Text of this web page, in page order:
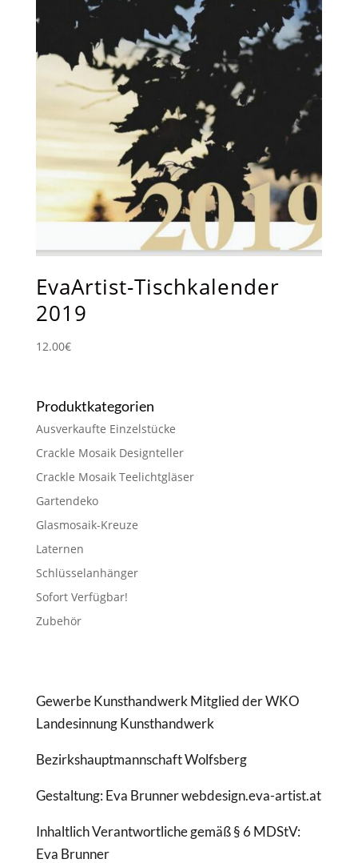
EvaArtist-Tischkalender
2019
12.00€
Produktkategorien
Ausverkaufte Einzelstücke
Crackle Mosaik Designteller
Crackle Mosaik Teelichtgläser
Gartendeko
Glasmosaik-Kreuze
Laternen
Schlüsselanhänger
Sofort Verfügbar!
Zubehör
Gewerbe Kunsthandwerk Mitglied der WKO
Landesinnung Kunsthandwerk
Bezirkshauptmannschaft Wolfsberg
Gestaltung: Eva Brunner webdesign.eva-artist.at
Inhaltlich Verantwortliche gemäß § 6 MDStV:
Eva Brunner